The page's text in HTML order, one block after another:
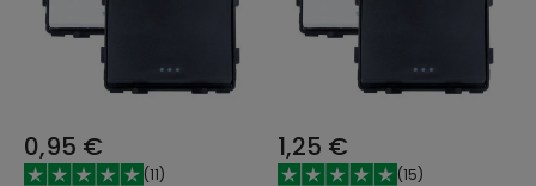
0,95 €
(11)
1,25 €
(15)